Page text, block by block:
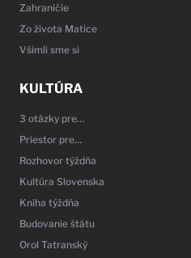
Zahraničie
Zo života Matice
Všimli sme si
KULTÚRA
3 otázky pre…
Priestor pre…
Rozhovor týždňa
Kultúra Slovenska
Kniha týždňa
Budovanie štátu
Orol Tatranský